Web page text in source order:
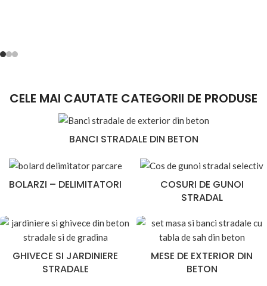
CELE MAI CAUTATE CATEGORII DE PRODUSE
BANCI STRADALE DIN BETON
BOLARZI – DELIMITATORI
COSURI DE GUNOI
STRADAL
GHIVECE SI JARDINIERE
STRADALE
MESE DE EXTERIOR DIN
BETON